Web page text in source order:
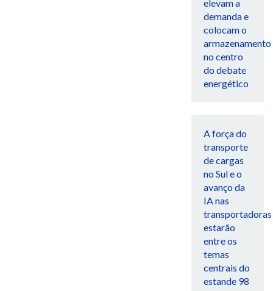
elevam a
demanda e
colocam o
armazenamento
no centro
do debate
energético
A força do
transporte
de cargas
no Sul e o
avanço da
IA nas
transportadoras
estarão
entre os
temas
centrais do
estande 98